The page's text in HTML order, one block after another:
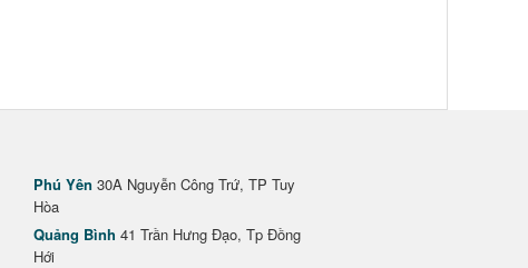
Phú Yên 30A Nguyễn Công Trứ, TP Tuy
Hòa
Quảng Bình 41 Trần Hưng Đạo, Tp Đồng
Hới